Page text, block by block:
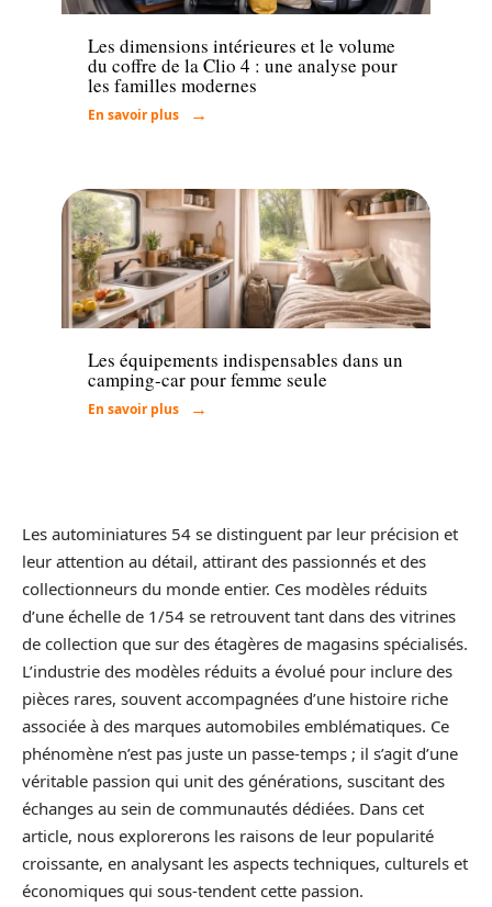
Les dimensions intérieures et le volume
du coffre de la Clio 4 : une analyse pour
les familles modernes
En savoir plus
Voiture
Les équipements indispensables dans un
camping-car pour femme seule
En savoir plus
Les autominiatures 54 se distinguent par leur précision et
leur attention au détail, attirant des passionnés et des
collectionneurs du monde entier. Ces modèles réduits
d’une échelle de 1/54 se retrouvent tant dans des vitrines
de collection que sur des étagères de magasins spécialisés.
L’industrie des modèles réduits a évolué pour inclure des
pièces rares, souvent accompagnées d’une histoire riche
associée à des marques automobiles emblématiques. Ce
phénomène n’est pas juste un passe-temps ; il s’agit d’une
véritable passion qui unit des générations, suscitant des
échanges au sein de communautés dédiées. Dans cet
article, nous explorerons les raisons de leur popularité
croissante, en analysant les aspects techniques, culturels et
économiques qui sous-tendent cette passion.